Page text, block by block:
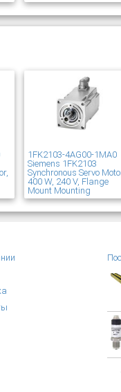
1FK2103-4AG00-1MA0
Siemens 1FK2103
Synchronous Servo
400 W, 240 V, Flange
Mount Mounting